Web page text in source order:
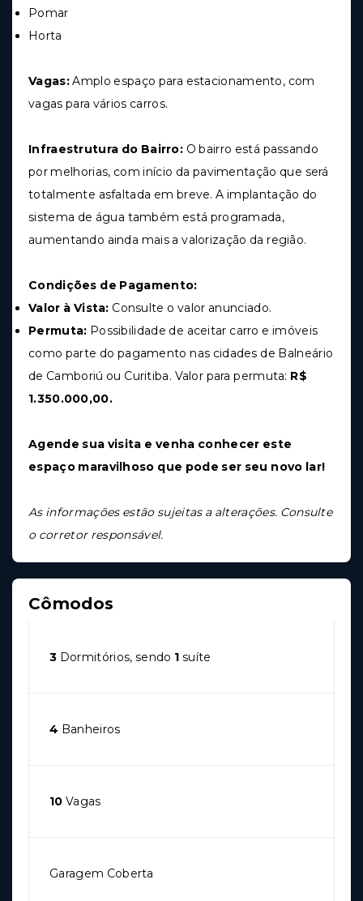
Pomar
Horta
Vagas:Amplo espaço para estacionamento, com
vagas para vários carros.
Infraestrutura do Bairro: O bairro está passando
por melhorias, com início da pavimentação que será
totalmente asfaltada em breve. A implantação do
sistema de água também está programada,
aumentando ainda mais a valorização da região.
Condições de Pagamento:
Valor à Vista: Consulte o valor anunciado.
Permuta: Possibilidade de aceitar carro e imóveis
como parte do pagamento nas cidades de Balneário
de Camboriú ou Curitiba. Valor para permuta: R$
1.350.000,00.
Agende sua visita e venha conhecer este
espaço maravilhoso que pode ser seu novo lar!
As informações estão sujeitas a alterações. Consulte
o corretor responsável.
Cômodos
3 Dormitórios, sendo 1 suíte
4 Banheiros
10 Vagas
Garagem Coberta